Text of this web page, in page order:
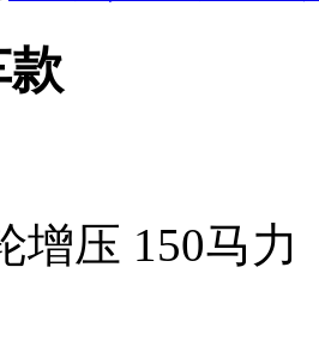
款
增压 150马力